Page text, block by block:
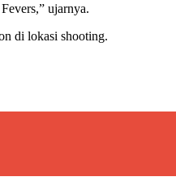
ujarnya.
di lokasi shooting.